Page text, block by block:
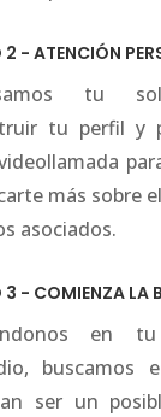
2 - ATENCIÓN
tu
tu perfil y
más sobre
asociados.
3 - COMIENZA LA
en
buscamos
ser un